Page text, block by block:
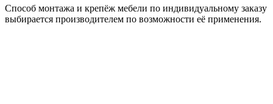
Способ монтажа и крепёж мебели по индивидуальному заказу
выбирается производителем по возможности её применения.